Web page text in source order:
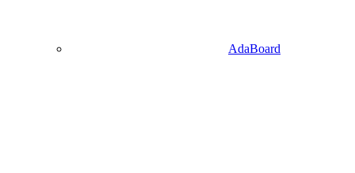
AdaBoard